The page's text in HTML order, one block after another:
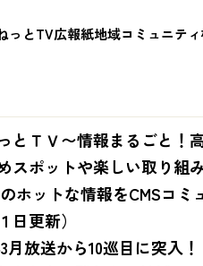
っとTV広報紙地域コミュニテ
とＴＶ〜情報まるごと！
ポットや楽しい取り組み
ホットな情報をCMSコミ
更新）
月放送から10巡目に突入！